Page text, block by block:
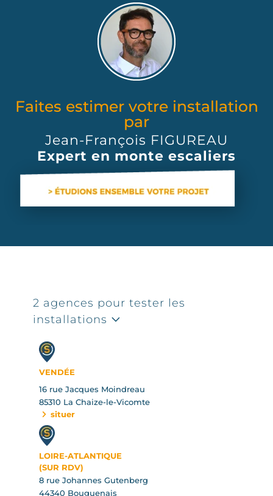
Faites estimer votre installation
par
Jean-François FIGUREAU
Expert en monte escaliers
2 agences pour tester les
installations
VENDÉE
16 rue Jacques Moindreau
85310 La Chaize-le-Vicomte
situer
LOIRE-ATLANTIQUE
(SUR RDV)
8 rue Johannes Gutenberg
44340 Bouguenais